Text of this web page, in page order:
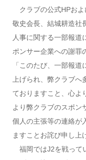
クラブの公式HPおよ
敬史会長、結城耕造社
人事に関する一部報道
ポンサー企業への謝罪
「このたび、一部報
上げられ、弊クラブ
ておりますこと、心よ
より弊クラブのスポン
個人の主張等の連絡が
ますことお詫び申し上
福岡ではJ2を戦って